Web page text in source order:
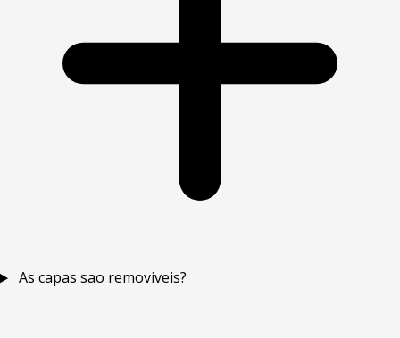
As capas sao removiveis?